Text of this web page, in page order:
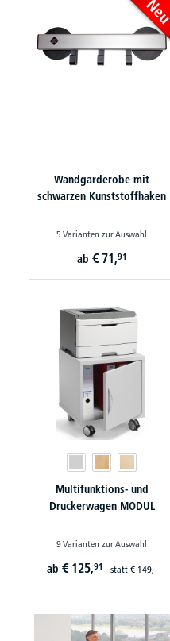
Neu
Wandgarderobe mit
schwarzen Kunststoffhaken
5 Varianten zur Auswahl
ab € 71,91
Multifunktions- und
Druckerwagen MODUL
9 Varianten zur Auswahl
ab € 125,91 statt€ 149,-